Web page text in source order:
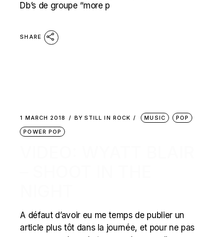
Db’s de groupe “more p
SHARE
1 MARCH 2018 BY STILL IN ROCK MUSIC
POP
POWER POP
A défaut d’avoir eu me temps de publier un
article plus tôt dans la journée, et pour ne pas